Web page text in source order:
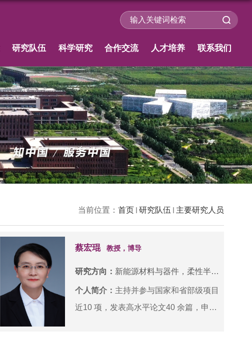
研究队伍 科学研究 合作交流 人才培养 联系我们
当前位置： 首页 研究队伍 主要研究人员
蔡宏琨 教授，博导
研究方向： 新能源材料与器件，柔性半导体材料与器件
个人简介： 主持并参与国家和省部级项目
近10 项，发表高水平论文40 余篇，申请